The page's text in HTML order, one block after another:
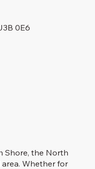
0E6
Shore, the North
Whether for